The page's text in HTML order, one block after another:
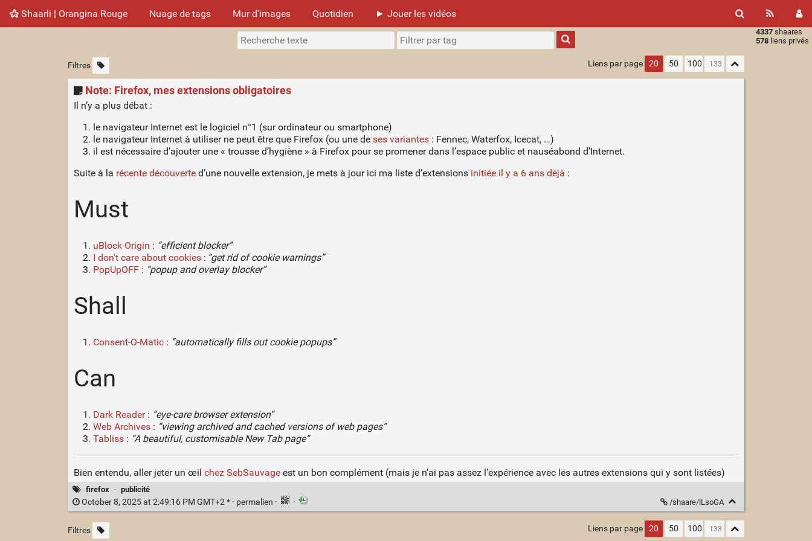
Shaarli ¦ Orangina Rouge Nuage de tags Mur d'images Quotidien ► Jouer les vidéos
4337 shaares
578 liens privés
Type 1 or
more
characters
results.
Filtres Liens par page 20 50 100
Note: Firefox, mes extensions obligatoires
Il n’y a plus débat :
le navigateur Internet est le logiciel n°1 (sur ordinateur ou smartphone)
le navigateur Internet à utiliser ne peut être que Firefox (ou une de ses variantes: Fennec, Waterfox, Icecat, …)
il est nécessaire d’ajouter une « trousse d’hygiène » à Firefox pour se promener dans l’espace public et nauséabond d’Internet.
Suite à la récente découverted’une nouvelle extension, je mets à jour ici ma liste d’extensions initiée il y a 6 ans déjà :
Must
uBlock Origin : “efficient blocker”
I don't care about cookies: “get rid of cookie warnings”
PopUpOFF: “popup and overlay blocker”
Shall
Consent-O-Matic: “automatically fills out cookie popups”
Can
Dark Reader: “eye-care browser extension”
Web Archives: “viewing archived and cached versions of web pages”
Tabliss: “A beautiful, customisable New Tab page”
Bien entendu, aller jeter un œil chez SebSauvageest un bon complément (mais je n’ai pas assez l’expérience avec les autres extensions qui y sont listées)
firefox · publicité
October 8, 2025 at 2:49:16 PM GMT+2 * · permalien · · /shaare/lLsoGA
Filtres Liens par page 20 50 100